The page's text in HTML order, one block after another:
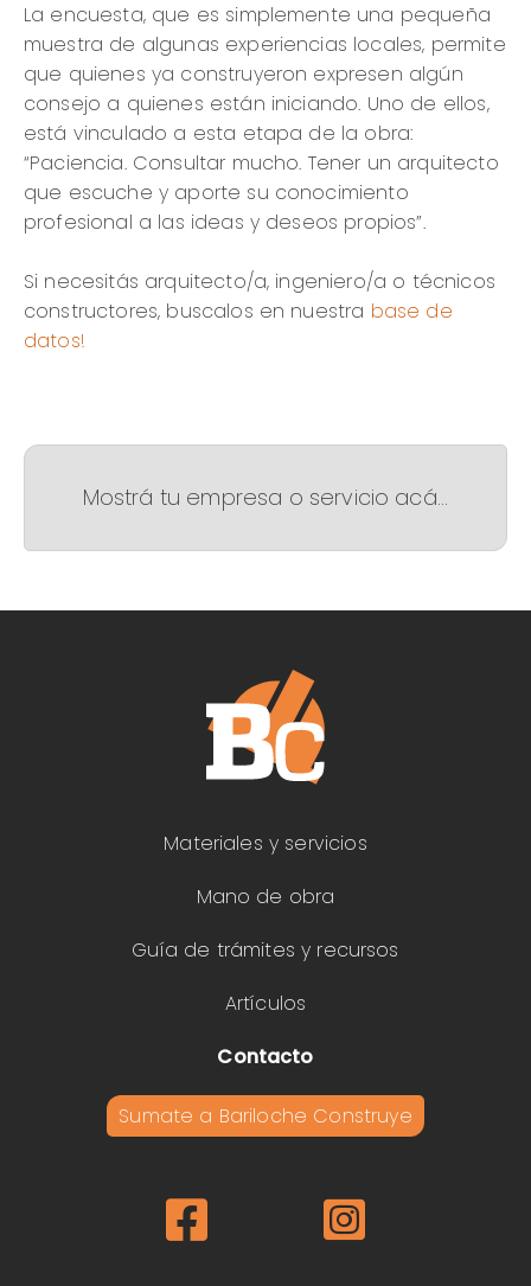
La encuesta, que es simplemente una pequeña
muestra de algunas experiencias locales, permite
que quienes ya construyeron expresen algún
consejo a quienes están iniciando. Uno de ellos,
está vinculado a esta etapa de la obra:
“Paciencia. Consultar mucho. Tener un arquitecto
que escuche y aporte su conocimiento
profesional a las ideas y deseos propios”.
Si necesitás arquitecto/a, ingeniero/a o técnicos
constructores, buscalos en nuestra base de
datos!
Mostrá tu empresa o servicio acá...
Materiales y servicios
Mano de obra
Guía de trámites y recursos
Artículos
Contacto
Sumate a Bariloche Construye